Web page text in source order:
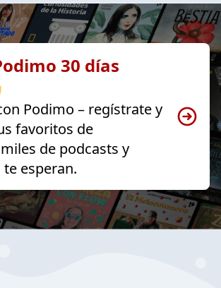
30 días
Podimo – regístrate y
favoritos de
de podcasts y
esperan.